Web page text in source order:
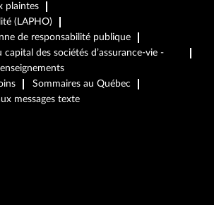
plaintes
(LAPHO)
de responsabilité publique
capital des sociétés d’assurance-vie -
Sommaires au Québec
messages texte